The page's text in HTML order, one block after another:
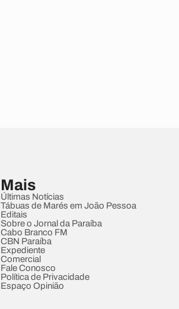
Mais
Últimas Notícias
Tábuas de Marés em João Pessoa
Editais
Sobre o Jornal da Paraíba
Cabo Branco FM
CBN Paraíba
Expediente
Comercial
Fale Conosco
Política de Privacidade
Espaço Opinião